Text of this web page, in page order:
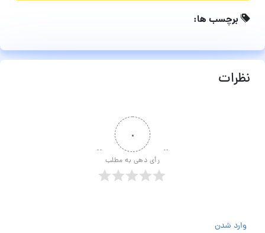
برچسب ها:
نظرات
۰
رأی دهی به مطلب
وارد شدن